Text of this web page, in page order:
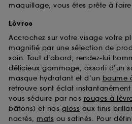
maquillage, vous êtes prête à
Lèvres
Accrochez sur votre visage votre
magnifié par une sélection de
soin. Tout d’abord, rendez-lui
délicieux gommage, assorti d’un
masque hydratant et d’un baume
retrouve sont éclat
vous séduire par nos rouges à
bâtons) et nos gloss aux finis
nacrés, mats ou satinés. Pour